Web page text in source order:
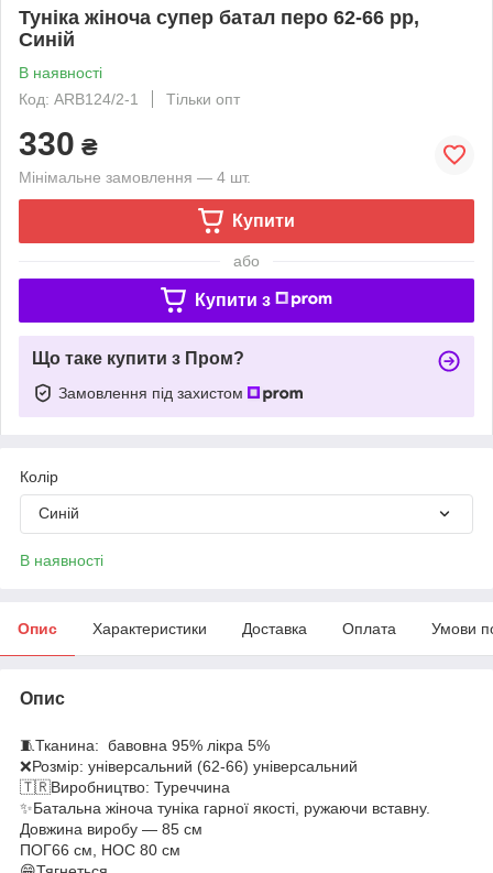
Туніка жіноча супер батал перо 62-66 рр,
Синій
В наявності
Код: ARB124/2-1
Тільки опт
330 ₴
Мінімальне замовлення — 4 шт.
Купити
або
Купити з
Що таке купити з Пром?
Замовлення під захистом
Колір
Синій
В наявності
Опис Характеристики Доставка Оплата Умови
Опис
🧵Тканина: бавовна 95% лікра 5%
❌Розмір: універсальний (62-66) універсальний
🇹🇷Виробництво: Туреччина
✨Батальна жіноча туніка гарної якості, ружаючи вставну.
Довжина виробу — 85 см
ПОГ66 см, НОС 80 см